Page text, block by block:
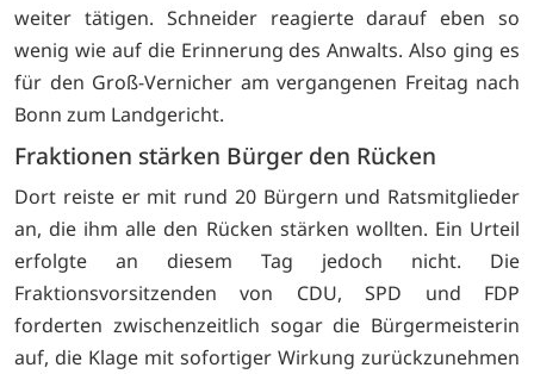
weiter tätigen. Schneider reagierte darauf eben so
wenig wie auf die Erinnerung des Anwalts. Also ging es
für den Groß-Vernicher am vergangenen Freitag nach
Bonn zum Landgericht.
Fraktionen stärken Bürger den Rücken
Dort reiste er mit rund 20 Bürgern und Ratsmitglieder
an, die ihm alle den Rücken stärken wollten. Ein Urteil
erfolgte an diesem Tag jedoch nicht. Die
Fraktionsvorsitzenden von CDU, SPD und FDP
forderten zwischenzeitlich sogar die Bürgermeisterin
auf, die Klage mit sofortiger Wirkung zurückzunehmen